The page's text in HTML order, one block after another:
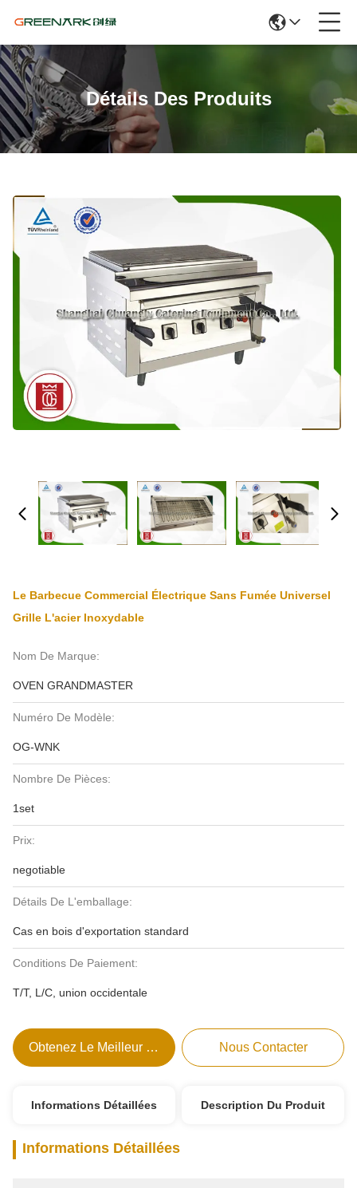
Détails Des Produits
Le Barbecue Commercial Électrique Sans Fumée Universel
Grille L'acier Inoxydable
Nom De Marque:
OVEN GRANDMASTER
Numéro De Modèle:
OG-WNK
Nombre De Pièces:
1set
Prix:
negotiable
Détails De L'emballage:
Cas en bois d'exportation standard
Conditions De Paiement:
T/T, L/C, union occidentale
Obtenez Le Meilleur Prix Nous Contacter
Informations Détaillées Description Du Produit
Informations Détaillées